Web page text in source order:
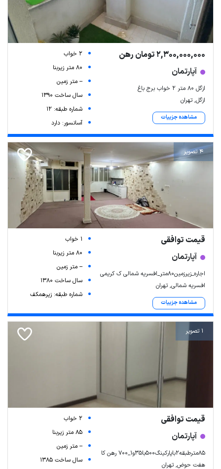
2,300,000,000 تومان رهن
آپارتمان
ازگل ۸۰ متر ۲ خواب برج باغ
ازگل, تهران
مشاهده جزییات
2 خواب
80 متر زیربنا
-- متر زمین
سال ساخت 1390
شماره طبقه: 12
آسانسور: دارد
4 تصویر
قیمت توافقی
آپارتمان
اجاره_زیرزمین۸۰متر_افسریه شمالی ک کریمی
افسریه شمالی, تهران
مشاهده جزییات
1 خواب
80 متر زیربنا
-- متر زمین
سال ساخت 1380
شماره طبقه: زیرهمکف
1 تصویر
قیمت توافقی
آپارتمان
85مترطبقه۲باپارکینگ۵۰۰با۳۵و۱_۷۰۰ رهن کا
هفت حوض, تهران
2 خواب
85 متر زیربنا
-- متر زمین
سال ساخت 1385